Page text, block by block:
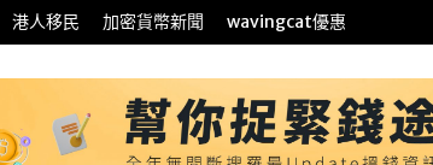
港人移民 加密貨幣新聞 wavingcat優惠